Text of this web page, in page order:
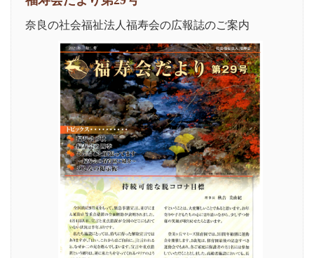
奈良の社会福祉法人福寿会の広報誌のご案内